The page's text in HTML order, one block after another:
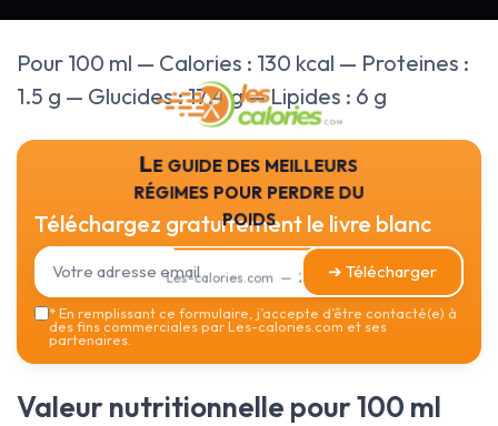
Pour 100 ml — Calories : 130 kcal — Proteines :
1.5 g — Glucides : 17.4 g — Lipides : 6 g
Le guide des meilleurs
régimes pour perdre du
poids
Les-calories.com — 2026
Téléchargez gratuitement le livre blanc
➔ Télécharger
*En remplissant ce formulaire, j’accepte d’être contacté(e) à
des fins commerciales par Les-calories.com et ses
partenaires.
Valeur nutritionnelle pour 100 ml